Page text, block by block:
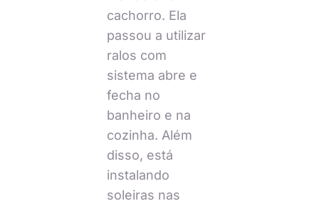
cachorro. Ela
passou a utilizar
ralos com
sistema abre e
fecha no
banheiro e na
cozinha. Além
disso, está
instalando
soleiras nas